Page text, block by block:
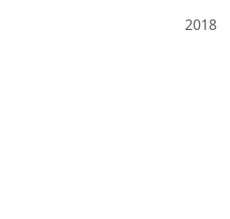
2018